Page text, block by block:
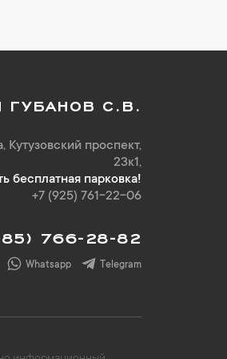
ГУБАНОВ С.В.
Кутузовский проспект,
23к1,
бесплатная парковка!
+7 (925) 761-22-06
766-28-82
Whatsapp Telegram